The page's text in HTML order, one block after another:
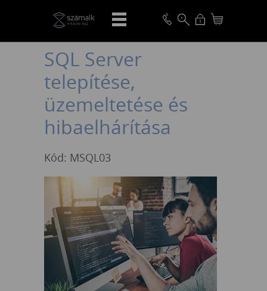
VISSZA
SQL Server
telepítése,
üzemeltetése és
hibaelhárítása
Kód: MSQL03